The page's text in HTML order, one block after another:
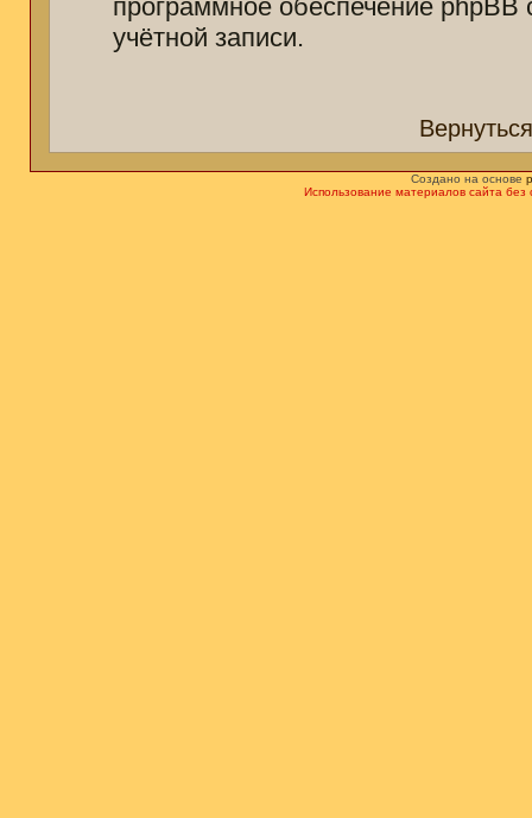
программное обеспечение
учётной записи.
Создано на основе
Использование материалов сайта